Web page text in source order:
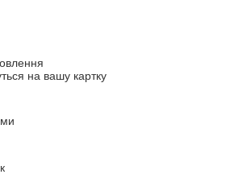
на вашу картку